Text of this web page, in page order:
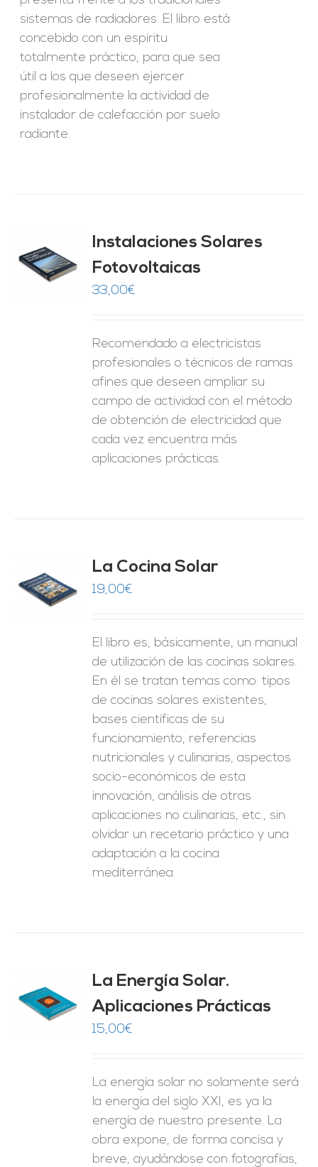
sistemas de radiadores. El libro está
concebido con un espíritu
totalmente práctico, para que sea
útil a los que deseen ejercer
profesionalmente la actividad de
instalador de calefacción por suelo
radiante.
Instalaciones Solares
Fotovoltaicas
33,00€
Recomendado a electricistas
profesionales o técnicos de ramas
afines que deseen ampliar su
campo de actividad con el método
de obtención de electricidad que
cada vez encuentra más
aplicaciones prácticas.
La Cocina Solar
19,00€
El libro es, básicamente, un manual
de utilización de las cocinas solares.
En él se tratan temas como: tipos
de cocinas solares existentes,
bases científicas de su
funcionamiento, referencias
nutricionales y culinarias, aspectos
socio-económicos de esta
innovación, análisis de otras
aplicaciones no culinarias, etc., sin
olvidar un recetario práctico y una
adaptación a la cocina
mediterránea.
La Energía Solar.
Aplicaciones Prácticas
15,00€
La energía solar no solamente será
la energía del siglo XXI, es ya la
energía de nuestro presente. La
obra expone, de forma concisa y
breve, ayudándose con fotografías,